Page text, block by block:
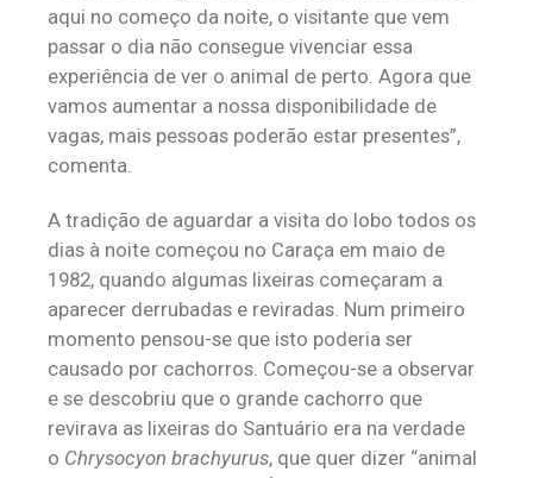
aqui no começo da noite, o visitante que vem
passar o dia não consegue vivenciar essa
experiência de ver o animal de perto. Agora que
vamos aumentar a nossa disponibilidade de
vagas, mais pessoas poderão estar presentes”,
comenta.
A tradição de aguardar a visita do lobo todos os
dias à noite começou no Caraça em maio de
1982, quando algumas lixeiras começaram a
aparecer derrubadas e reviradas. Num primeiro
momento pensou-se que isto poderia ser
causado por cachorros. Começou-se a observar
e se descobriu que o grande cachorro que
revirava as lixeiras do Santuário era na verdade
o Chrysocyon brachyurus, que quer dizer “animal